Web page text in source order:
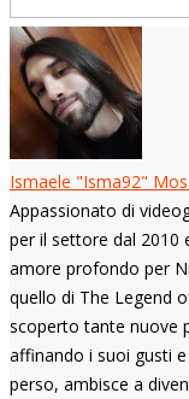
Ismaele "Isma92"
Appassionato di
per il settore dal 2010
amore profondo per
quello di The Legend
scoperto tante nuove
affinando i suoi gusti
perso, ambisce a